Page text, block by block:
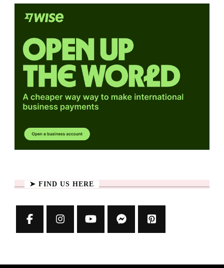
➤ FIND US HERE